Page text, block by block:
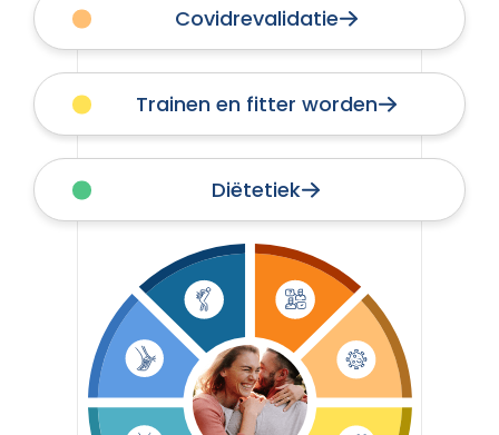
Covidrevalidatie
Trainen en fitter worden
Diëtetiek